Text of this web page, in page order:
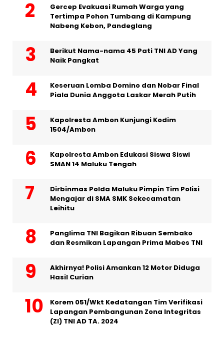
Gercep Evakuasi Rumah Warga yang
Tertimpa Pohon Tumbang di Kampung
Nabeng Kebon, Pandeglang
Berikut Nama-nama 45 Pati TNI AD Yang
Naik Pangkat
Keseruan Lomba Domino dan Nobar Final
Piala Dunia Anggota Laskar Merah Putih
Kapolresta Ambon Kunjungi Kodim
1504/Ambon
Kapolresta Ambon Edukasi Siswa Siswi
SMAN 14 Maluku Tengah
Dirbinmas Polda Maluku Pimpin Tim Polisi
Mengajar di SMA SMK Sekecamatan
Leihitu
Panglima TNI Bagikan Ribuan Sembako
dan Resmikan Lapangan Prima Mabes TNI
Akhirnya! Polisi Amankan 12 Motor Diduga
Hasil Curian
Korem 051/Wkt Kedatangan Tim Verifikasi
Lapangan Pembangunan Zona Integritas
(ZI) TNI AD TA. 2024